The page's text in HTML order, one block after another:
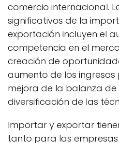
comercio internacional.
significativos de la
exportación incluyen el
competencia en el
creación de
aumento de los
mejora de la balanza
diversificación de las
Importar y exportar
tanto para las